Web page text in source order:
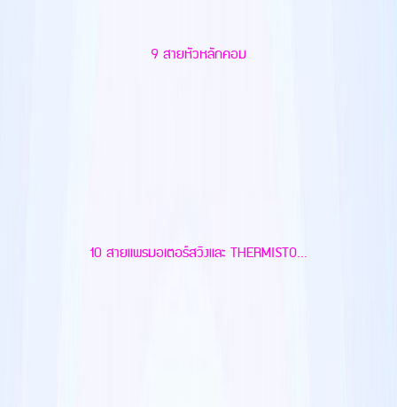
9 สายหัวหลักคอม
10 สายแพรมอเตอร์สวิงและ THERMISTO...